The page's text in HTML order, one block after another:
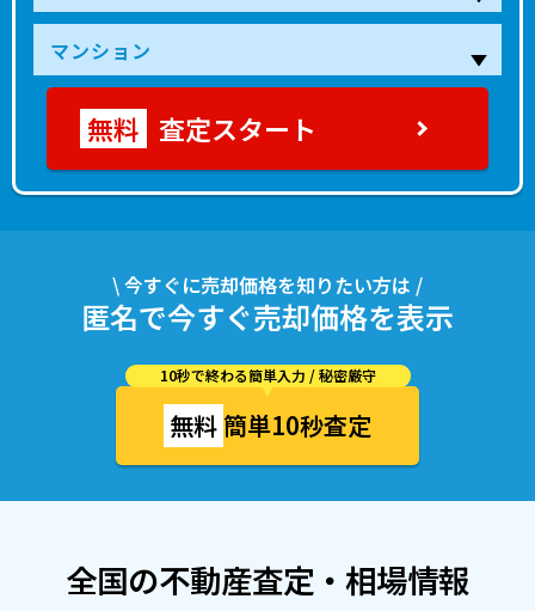
査定スタート
\ 今すぐに売却価格を知りたい方は /
匿名で今すぐ売却価格を表示
10秒で終わる簡単入力 / 秘密厳守
無料簡単10秒査定
全国の不動産査定・相場情報